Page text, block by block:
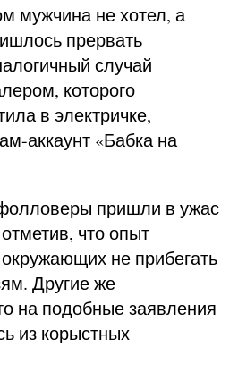
мужчина не хотел, а
прервать
случай
которого
в электричке,
аккаунт «Бабка на
пришли в ужас
что опыт
не прибегать
Другие же
на подобные заявления
из корыстных